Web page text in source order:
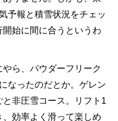
予報と積雪状況をチェッ
始に間に合うというわ
ら、パウダーフリーク
なったのだとか。ゲレン
非圧雪コース。リフト1
効率よく滑って楽しめ